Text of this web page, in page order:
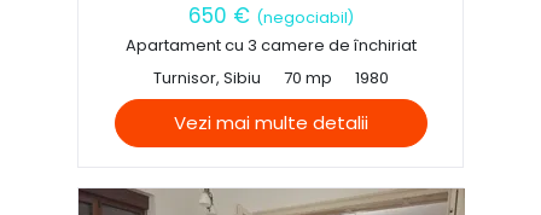
650 € (negociabil)
Apartament cu 3 camere de închiriat
Turnisor, Sibiu
70 mp 1980
Vezi mai multe detalii